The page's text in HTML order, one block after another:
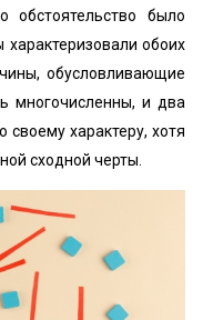
обстоятельство было
обоих
обусловливающие
многочисленны, и два
характеру, хотя
сходной черты.